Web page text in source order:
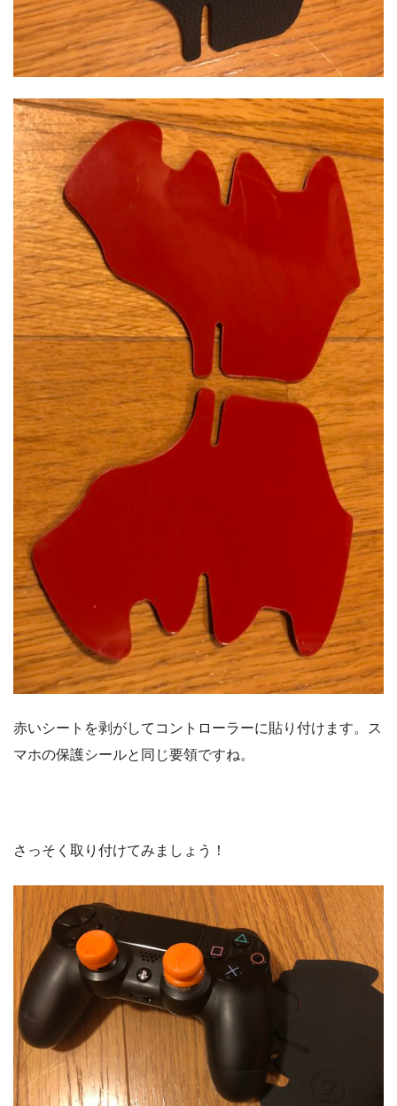
赤いシートを剥がしてコントローラーに貼り付けます。ス
マホの保護シールと同じ要領ですね。
さっそく取り付けてみましょう！